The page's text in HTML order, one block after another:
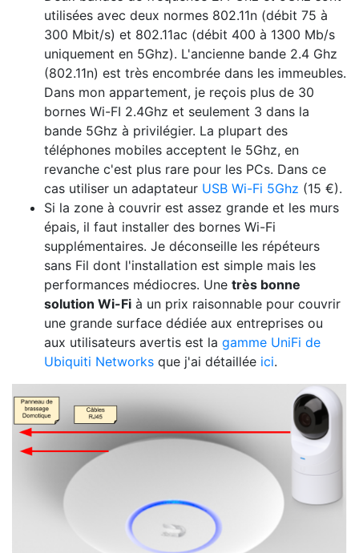
utilisées avec deux normes 802.11n (débit 75 à
300 Mbit/s) et 802.11ac (débit 400 à 1300 Mb/s
uniquement en 5Ghz). L'ancienne bande 2.4 Ghz
(802.11n) est très encombrée dans les immeubles.
Dans mon appartement, je reçois plus de 30
bornes Wi-FI 2.4Ghz et seulement 3 dans la
bande 5Ghz à privilégier. La plupart des
téléphones mobiles acceptent le 5Ghz, en
revanche c'est plus rare pour les PCs. Dans ce
cas utiliser un adaptateur USB Wi-Fi 5Ghz (15 €).
Si la zone à couvrir est assez grande et les murs
épais, il faut installer des bornes Wi-Fi
supplémentaires. Je déconseille les répéteurs
sans Fil dont l'installation est simple mais les
performances médiocres. Une très bonne
solution Wi-Fi à un prix raisonnable pour couvrir
une grande surface dédiée aux entreprises ou
aux utilisateurs avertis est la gamme UniFi de
Ubiquiti Networks que j'ai détaillée ici.